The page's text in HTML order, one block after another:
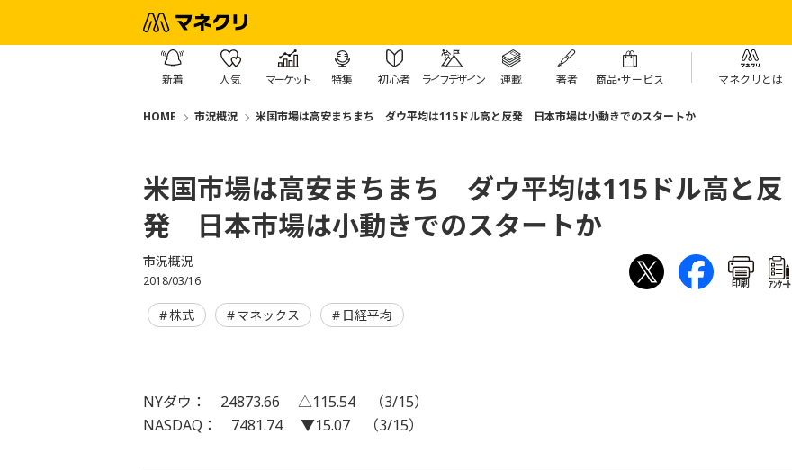
新着 人気 マーケット 特集 初心者 ライフデザイン 連載 著者 商品・サービス マネクリとは
HOME 市況概況 米国市場は高安まちまち ダウ平均は115ドル高と反発 日本市場は小動きでのスタートか
米国市場は高安まちまち ダウ平均は115ドル高と反
発 日本市場は小動きでのスタートか
市況概況
2018/03/16 印刷 ｱﾝｹｰﾄ
株式 マネックス 日経平均
NYダウ： 24873.66 △115.54 （3/15）
NASDAQ： 7481.74 ▼15.07 （3/15）